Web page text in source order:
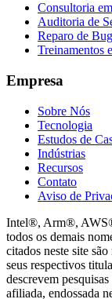
Consultoria
Auditoria de
Reparo de
Treinamentos
Empresa
Sobre Nós
Tecnologia
Estudos de
Indústrias
Recursos
Contato
Aviso de
Intel®, Arm®,
todos os demais
citados neste site
seus respectivos
descrevem
afiliada, endossada